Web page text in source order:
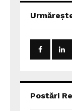
h
o
:
Postări